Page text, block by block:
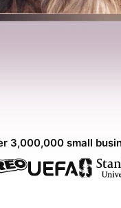
3,000,000 small